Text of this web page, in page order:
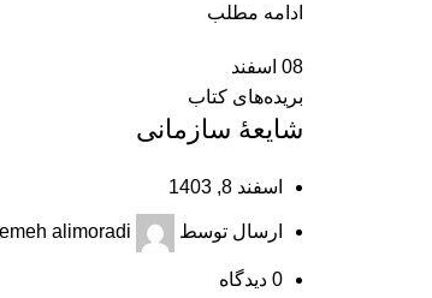
ادامه مطلب
08 اسفند
بریده‌های کتاب
شایعۀ ‌سازمانی
اسفند 8, 1403
ارسال توسط alimoradi
0 دیدگاه